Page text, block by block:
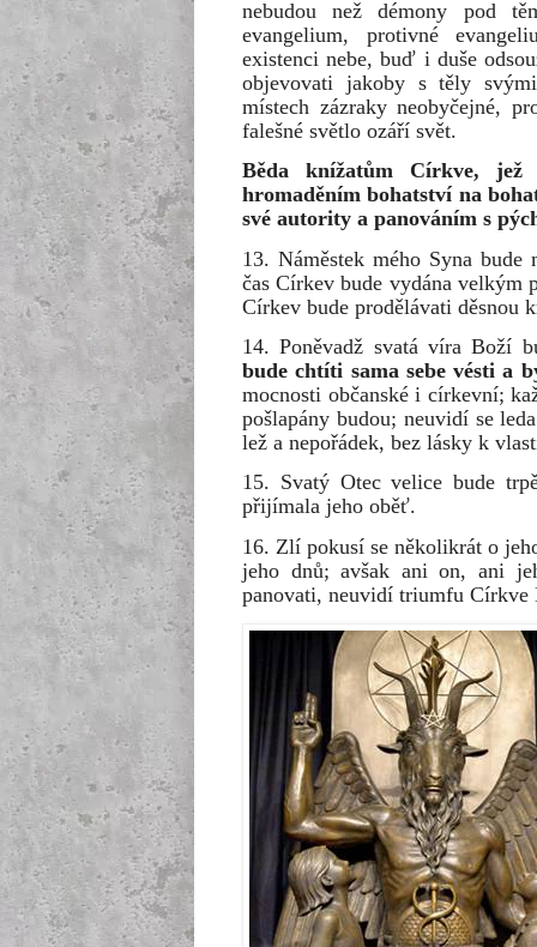
nebudou než démony pod
evangelium, protivné
existenci nebe, buď i duše
objevovati jakoby s těly
místech zázraky neobyčejné,
falešné světlo ozáří svět.
Běda knížatům Církve, jež
hromaděním bohatství na
své autority a panováním s
13. Náměstek mého Syna
čas Církev bude vydána velkým
Církev bude prodělávati děsnou
14. Poněvadž svatá víra Boží
bude chtíti sama sebe vésti a
mocnosti občanské i církevní;
pošlapány budou; neuvidí se
lež a nepořádek, bez lásky k
15. Svatý Otec velice bude
přijímala jeho oběť.
16. Zlí pokusí se několikrát o
jeho dnů; avšak ani on, ani
panovati, neuvidí triumfu